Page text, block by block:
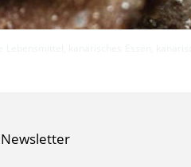
Newsletter